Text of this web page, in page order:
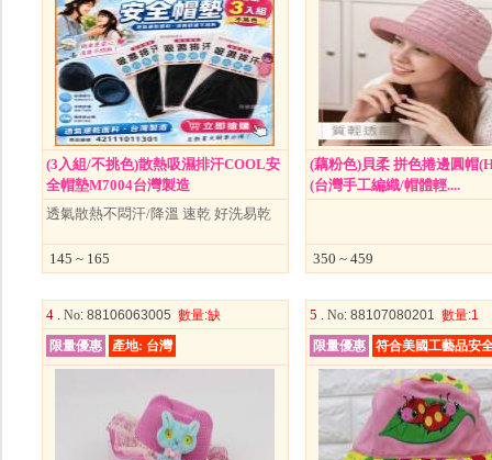
(3入組/不挑色)散熱吸濕排汗COOL安
全帽墊M7004台灣製造
透氣散熱不悶汗/降溫 速乾 好洗易乾
145 ~ 165
(藕粉色)貝柔 拼色捲邊圓帽
(台灣手工編織/帽體輕....
350 ~ 459
4 . No: 88106063005 數量:缺
限量優惠
產地: 台灣
5 . No: 88107080201 數量:1
限量優惠
符合美國工藝品安